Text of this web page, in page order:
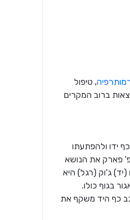
, טיפול
ברוב המקרים
ידו ולהפתעתו
הגוף כולו. במשך 20 שנה חקר פרופ' פארק את הנושא
(יד) ג'וק (רגל) היא
בגוף כולו.
גב כף היד משקף את